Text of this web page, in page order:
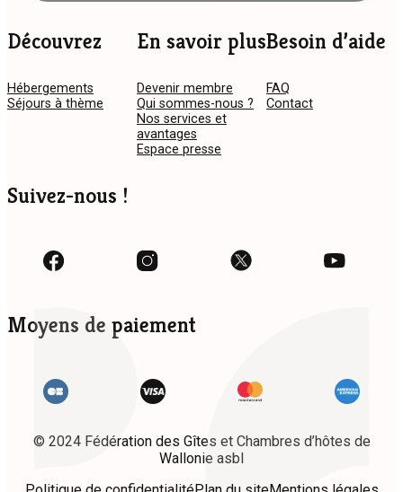
Découvrez
Hébergements
Séjours à thème
En savoir plus
Devenir membre
Qui sommes-nous ?
Nos services et
avantages
Espace presse
Besoin d’aide
FAQ
Contact
Suivez-nous !
Moyens de paiement
© 2024 Fédération des Gîtes et Chambres d’hôtes de
Wallonie asbl